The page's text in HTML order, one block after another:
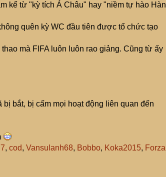
kể từ "kỳ tích Á Châu" hay "niềm tự hào Hàn
quên kỳ WC đầu tiên được tổ chức tạo
mà FIFA luôn luôn rao giảng. Cũng từ ấy
bắt, bị cấm mọi hoạt động liên quan đến
, cod, Vansulanh68, Bobbo, Koka2015, Forza